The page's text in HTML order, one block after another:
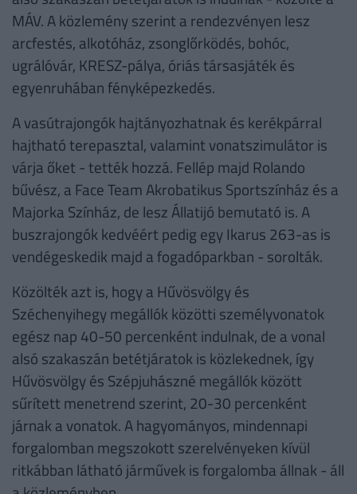
MÁV. A közlemény szerint a rendezvényen lesz
arcfestés, alkotóház, zsonglőrködés, bohóc,
ugrálóvár, KRESZ-pálya, óriás társasjáték és
egyenruhában fényképezkedés.
A vasútrajongók hajtányozhatnak és kerékpárral
hajtható terepasztal, valamint vonatszimulátor is
várja őket - tették hozzá. Fellép majd Rolando
bűvész, a Face Team Akrobatikus Sportszínház és a
Majorka Színház, de lesz Állatijó bemutató is. A
buszrajongók kedvéért pedig egy Ikarus 263-as is
vendégeskedik majd a fogadóparkban - sorolták.
Közölték azt is, hogy a Hűvösvölgy és
Széchenyihegy megállók közötti személyvonatok
egész nap 40-50 percenként indulnak, de a vonal
alsó szakaszán betétjáratok is közlekednek, így
Hűvösvölgy és Szépjuhászné megállók között
sűrített menetrend szerint, 20-30 percenként
járnak a vonatok. A hagyományos, mindennapi
forgalomban megszokott szerelvényeken kívül
ritkábban látható járművek is forgalomba állnak - áll